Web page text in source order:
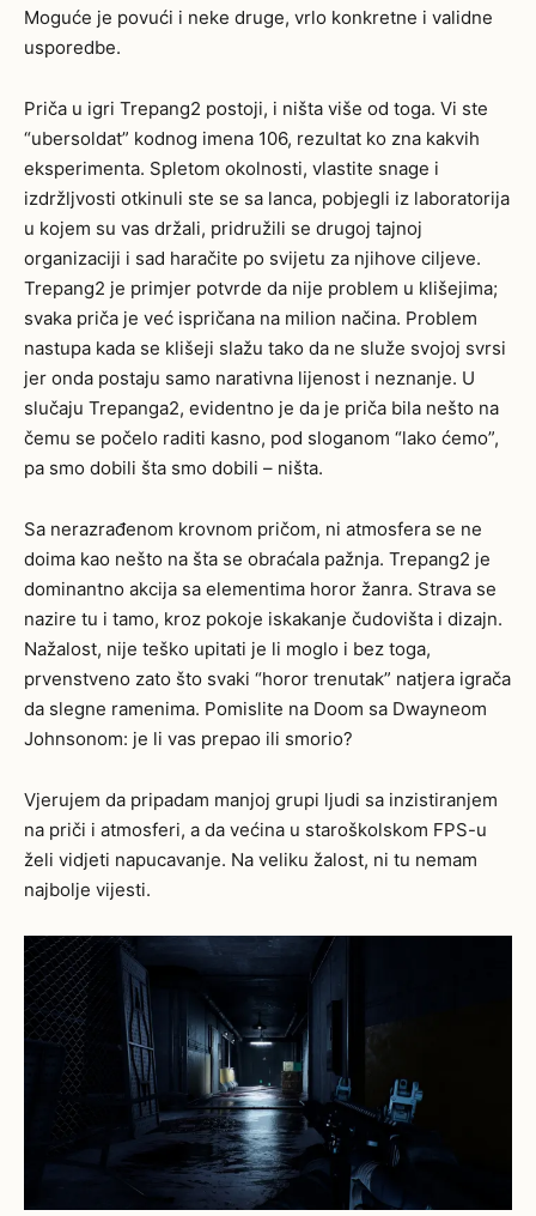
Moguće je povući i neke druge, vrlo konkretne i validne
usporedbe.
Priča u igri Trepang2 postoji, i ništa više od toga. Vi ste
“ubersoldat” kodnog imena 106, rezultat ko zna kakvih
eksperimenta. Spletom okolnosti, vlastite snage i
izdržljvosti otkinuli ste se sa lanca, pobjegli iz laboratorija
u kojem su vas držali, pridružili se drugoj tajnoj
organizaciji i sad haračite po svijetu za njihove ciljeve.
Trepang2 je primjer potvrde da nije problem u klišejima;
svaka priča je već ispričana na milion načina. Problem
nastupa kada se klišeji slažu tako da ne služe svojoj svrsi
jer onda postaju samo narativna lijenost i neznanje. U
slučaju Trepanga2, evidentno je da je priča bila nešto na
čemu se počelo raditi kasno, pod sloganom “lako ćemo”,
pa smo dobili šta smo dobili – ništa.
Sa nerazrađenom krovnom pričom, ni atmosfera se ne
doima kao nešto na šta se obraćala pažnja. Trepang2 je
dominantno akcija sa elementima horor žanra. Strava se
nazire tu i tamo, kroz pokoje iskakanje čudovišta i dizajn.
Nažalost, nije teško upitati je li moglo i bez toga,
prvenstveno zato što svaki “horor trenutak” natjera igrača
da slegne ramenima. Pomislite na Doom sa Dwayneom
Johnsonom: je li vas prepao ili smorio?
Vjerujem da pripadam manjoj grupi ljudi sa inzistiranjem
na priči i atmosferi, a da većina u staroškolskom FPS-u
želi vidjeti napucavanje. Na veliku žalost, ni tu nemam
najbolje vijesti.